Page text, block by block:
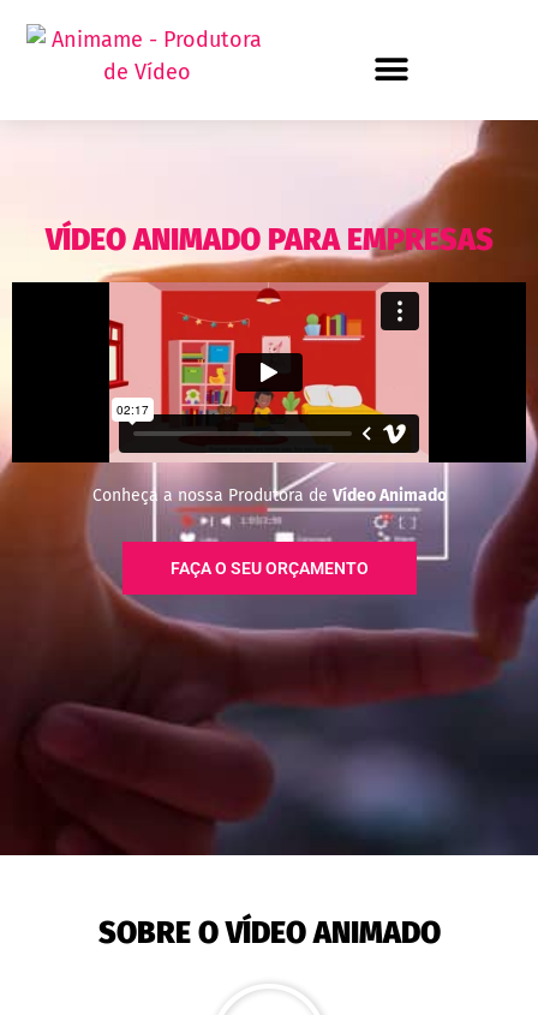
VÍDEO ANIMADO PARA EMPRESAS
Conheça a nossa Produtora deVídeo Animado
FAÇA O SEU ORÇAMENTO
SOBRE O VÍDEO ANIMADO